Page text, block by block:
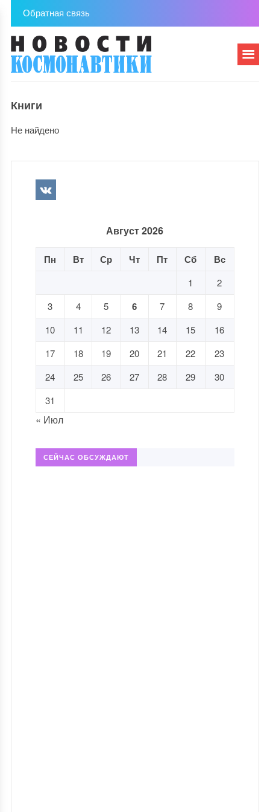
Обратная связь
Книги
Не найдено
Август 2026
Пн Вт Ср Чт Пт Сб Вс
1
2
3
4 5 6 7 8
9
10
11 12 13 14 15
16
17
18 19 20 21 22
23
24
25 26 27 28 29
30
31
« Июл
СЕЙЧАС ОБСУЖДАЮТ